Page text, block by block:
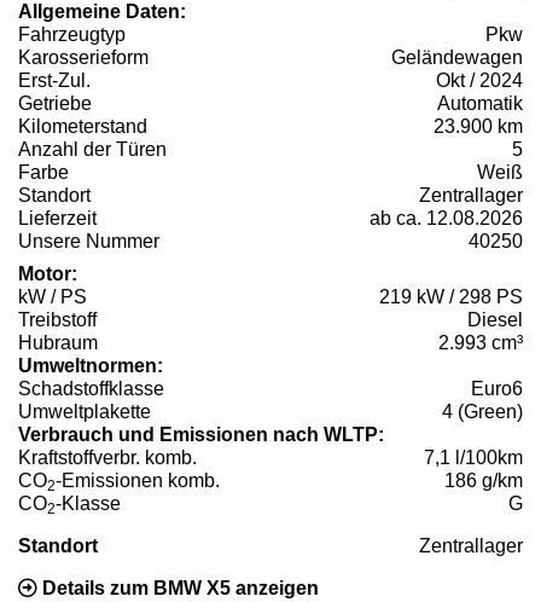
Allgemeine Daten:
Fahrzeugtyp
Pkw
Karosserieform
Geländewagen
Erst-Zul.
Okt / 2024
Getriebe
Automatik
Kilometerstand
23.900 km
Anzahl der Türen
5
Farbe
Weiß
Standort
Zentrallager
Lieferzeit
ab ca. 12.08.2026
Unsere Nummer
40250
Motor:
kW / PS
219 kW / 298 PS
Treibstoff
Diesel
Hubraum
2.993 cm³
Umweltnormen:
Schadstoffklasse
Euro6
Umweltplakette
4 (Green)
Verbrauch und Emissionen nach WLTP:
Kraftstoffverbr. komb.
7,1 l/100km
CO2-Emissionen komb.
186 g/km
CO2-Klasse G
Standort Zentrallager
Details zum BMW X5 anzeigen